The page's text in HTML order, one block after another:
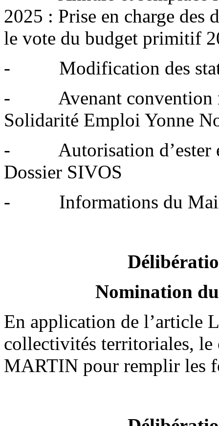
2025 : Prise en charge des
le vote du budget primitif
- Modification des
- Avenant convention
Solidarité Emploi Yonne
- Autorisation d’ester
Dossier SIVOS
- Informations du Maire
Nomination du
En application de l’article
collectivités territoriales,
MARTIN pour remplir les